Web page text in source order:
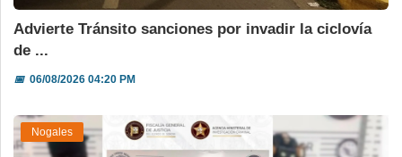
Advierte Tránsito sanciones por invadir la ciclovía
de ...
📅06/08/2026 04:20 PM
Nogales